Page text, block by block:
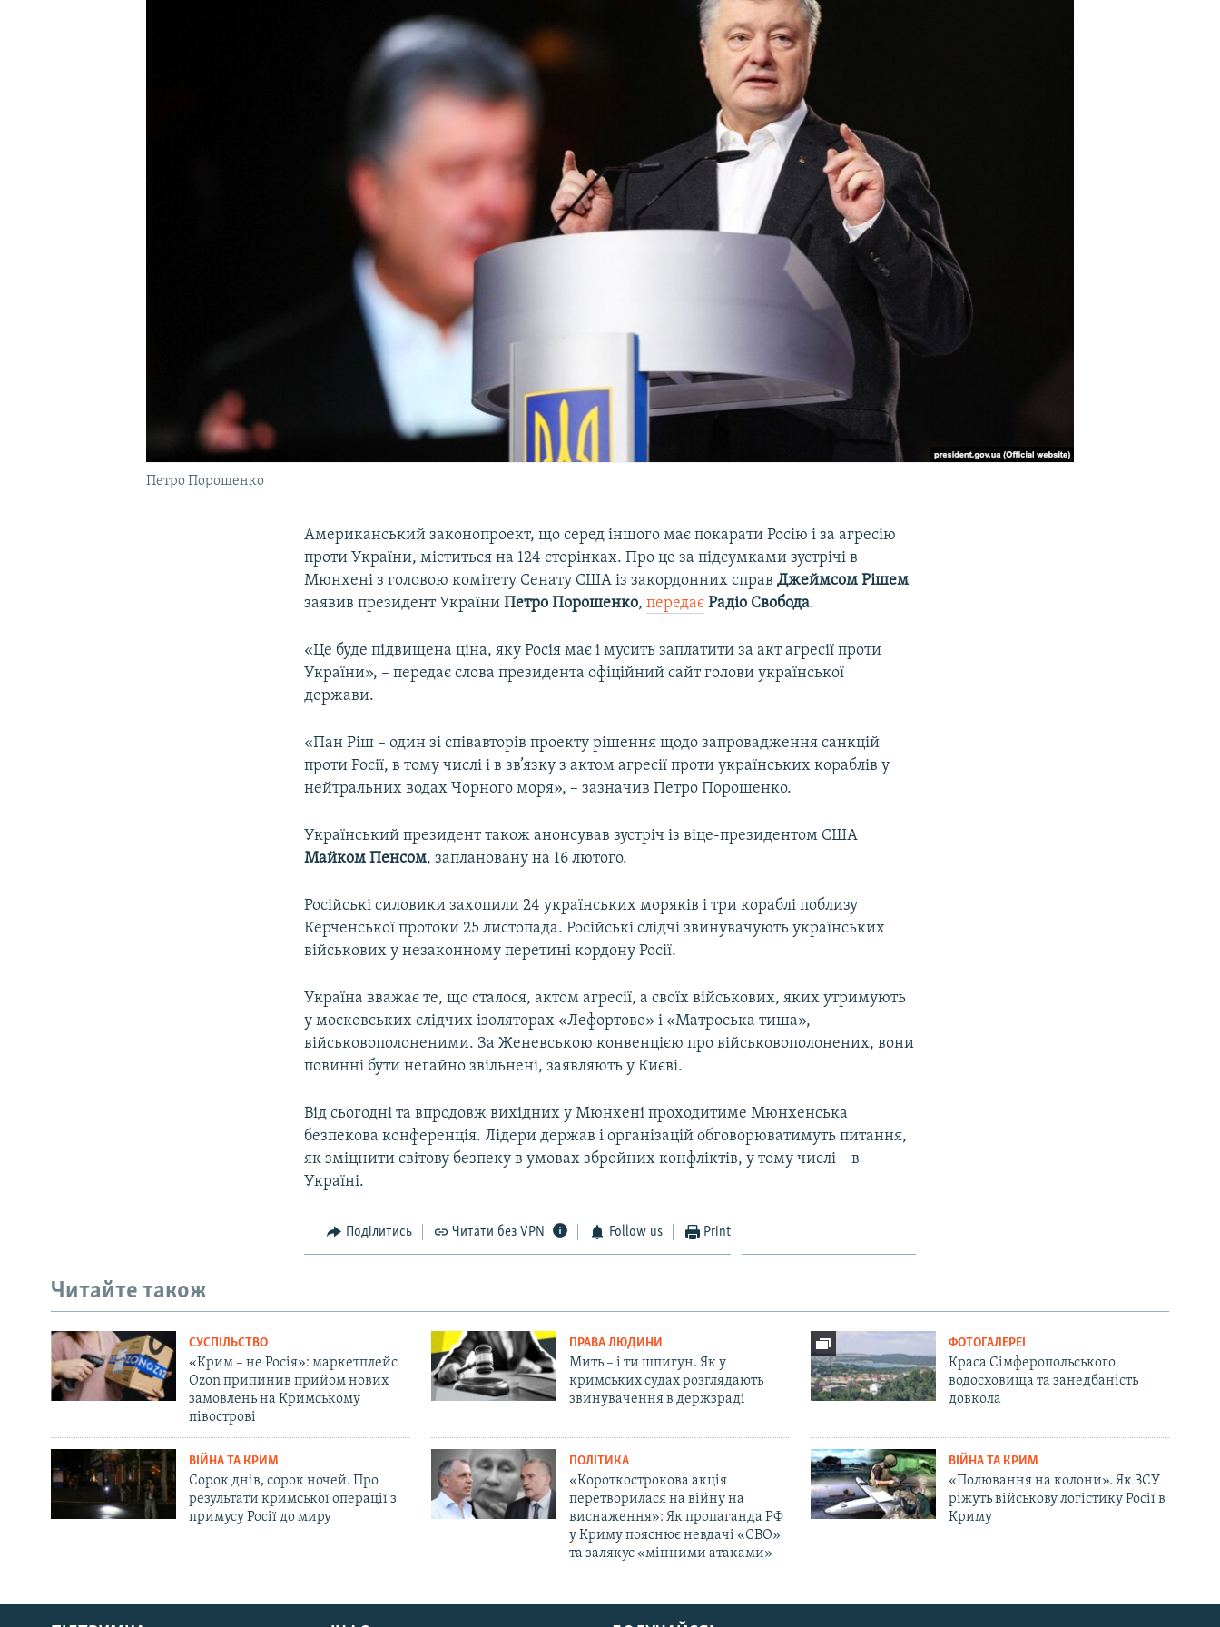
Русский
Петро Порошенко
Американський законопроект, що серед іншого має покарати Росію і за агресію
проти України, міститься на 124 сторінках. Про це за підсумками зустрічі в
Мюнхені з головою комітету Сенату США із закордонних справДжеймсом Рішем
заявив президент УкраїниПетро Порошенко,передає Радіо Свобода.
«Це буде підвищена ціна, яку Росія має і мусить заплатити за акт агресії проти
України», – передає слова президента офіційний сайт голови української
держави.
«Пан Ріш – один зі співавторів проекту рішення щодо запровадження санкцій
проти Росії, в тому числі і в зв’язку з актом агресії проти українських кораблів у
нейтральних водах Чорного моря», – зазначив Петро Порошенко.
Український президент також анонсував зустріч із віце-президентом США
Майком Пенсом, заплановану на 16 лютого.
Російські силовики захопили 24 українських моряків і три кораблі поблизу
Керченської протоки 25 листопада. Російські слідчі звинувачують українських
військових у незаконному перетині кордону Росії.
Україна вважає те, що сталося, актом агресії, а своїх військових, яких утримують
у московських слідчих ізоляторах «Лефортово» і «Матроська тиша»,
військовополоненими. За Женевською конвенцією про військовополонених, вони
повинні бути негайно звільнені, заявляють у Києві.
Від сьогодні та впродовж вихідних у Мюнхені проходитиме Мюнхенська
безпекова конференція. Лідери держав і організацій обговорюватимуть питання,
як зміцнити світову безпеку в умовах збройних конфліктів, у тому числі – в
Україні.
Поділитись Читати без VPN Follow us Print
Читайте також
СУСПІЛЬСТВО
«Крим – не Росія»: маркетплейс
Ozon припинив прийом нових
замовлень на Кримському
півострові
ПРАВА ЛЮДИНИ
Мить – і ти шпигун. Як у
кримських судах розглядають
звинувачення в держзраді
ФОТОГАЛЕРЕЇ
Краса Сімферопольського
водосховища та занедбаність
довкола
ВІЙНА ТА КРИМ
Сорок днів, сорок ночей. Про
результати кримської операції з
примусу Росії до миру
ПОЛІТИКА
«Короткострокова акція
перетворилася на війну на
виснаження»: Як пропаганда РФ
у Криму пояснює невдачі «СВО»
та залякує «мінними атаками»
ВІЙНА ТА КРИМ
«Полювання на колони». Як ЗСУ
ріжуть військову логістику Росії в
Криму